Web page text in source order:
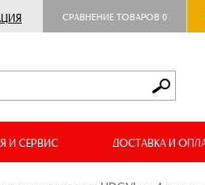
СРАВНЕНИЕ ТОВАРОВ 0
И СЕРВИС ДОСТАВКА И